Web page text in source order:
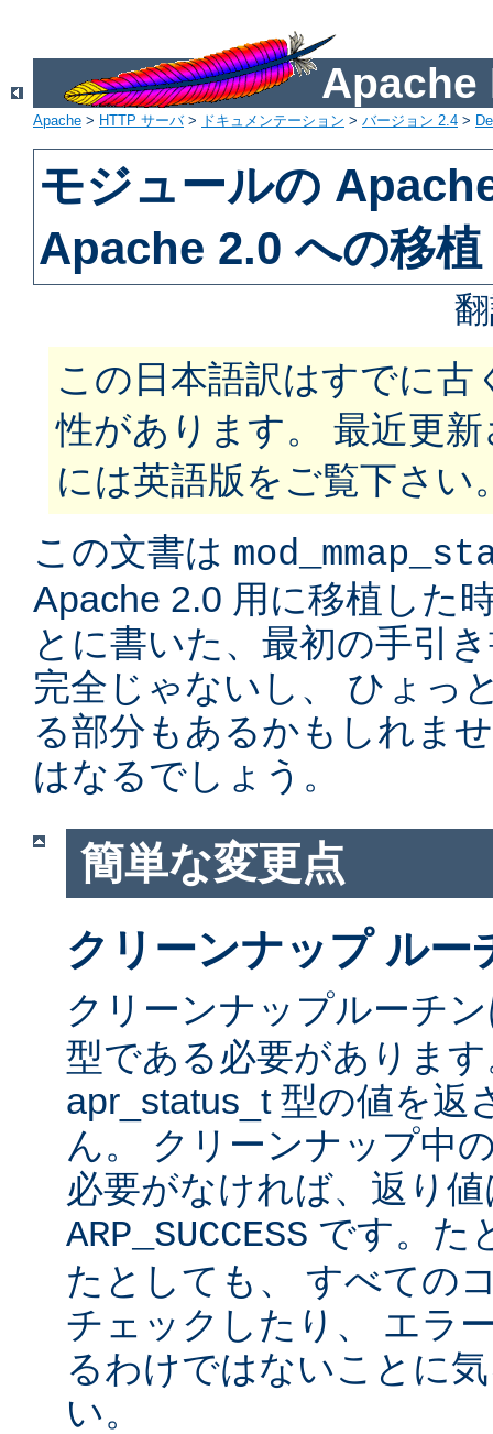
Apache
Apache > HTTP サーバ> ドキュメンテーション > バージョン 2.4 >
モジュールの
Apache 2.0 への移植
この日本語訳はすでに古
性があります。 最近更
には英語版をご覧下さい
この文書は
Apache 2.0 用に移植した
とに書いた、最初の手引
完全じゃないし、 ひょっ
る部分もあるかもしれま
はなるでしょう。
簡単な変更点
クリーンナップ ルー
クリーンナップルーチ
型である必要がありま
apr_status_t 型の値を返
ん。 クリーンナップ中
必要がなければ、返り
ARP_SUCCESS です。た
たとしても、 すべての
チェックしたり、 エラ
るわけではないことに
い。